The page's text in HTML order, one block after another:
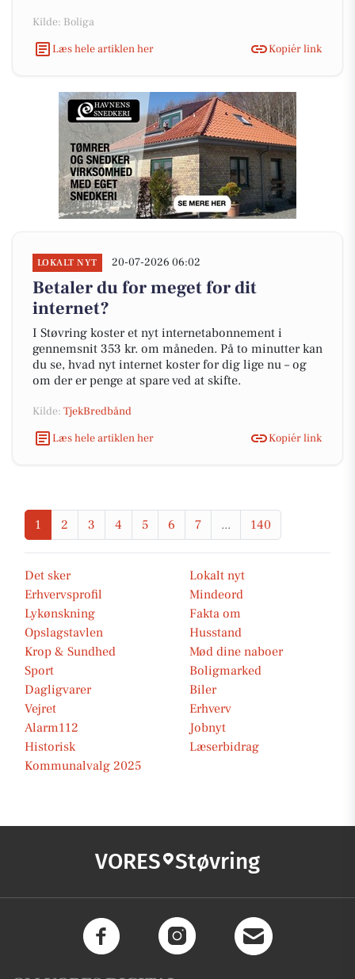
Kilde: Boliga
Læs hele artiklen her
Kopiér link
LOKALT NYT 20-07-2026 06:02
Betaler du for meget for dit
internet?
I Støvring koster et nyt internetabonnement i
gennemsnit 353 kr. om måneden. På to minutter kan
du se, hvad nyt internet koster for dig lige nu – og
om der er penge at spare ved at skifte.
Kilde: TjekBredbånd
Læs hele artiklen her
Kopiér link
1 2 3 4 5 6 7 ... 140
Det sker
Lokalt nyt
Erhvervsprofil
Mindeord
Lykønskning
Fakta om
Opslagstavlen
Husstand
Krop & Sundhed
Mød dine naboer
Sport
Boligmarked
Dagligvarer
Biler
Vejret
Erhverv
Alarm112
Jobnyt
Historisk
Læserbidrag
Kommunalvalg 2025
VORES Støvring